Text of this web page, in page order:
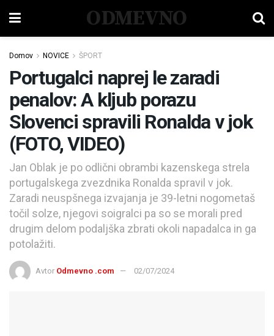
ODMEVNO
Domov NOVICE ŠPORT
Portugalci naprej le zaradi
penalov: A kljub porazu
Slovenci spravili Ronalda v jok
(FOTO, VIDEO)
Jan Oblak je po odlični obrambi kazenskega strela
portugalskega zvezdnika Ronalda spravil v jok.
Zaradi neuspšnega izvajanja je 39-letni nogometaš
točil solze, njegovi soigralci pa so se morali pred
drugim delom podaljška zbrati okoli napadalca in ga
potolažiti.
Avtor Odmevno .com 02/07/2024